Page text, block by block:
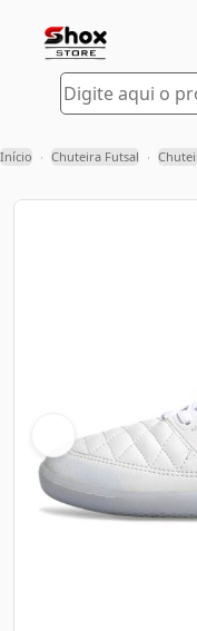
Início › Chuteira Futsal ›